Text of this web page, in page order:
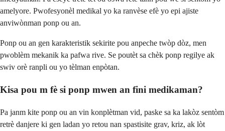
amelyore. Pwofesyonèl medikal yo ka ranvèse efè yo epi ajiste
anviwònman ponp ou an.
Ponp ou an gen karakteristik sekirite pou anpeche twòp dòz, men
pwoblèm mekanik ka pafwa rive. Se poutèt sa chèk ponp regilye ak
swiv orè ranpli ou yo tèlman enpòtan.
Kisa pou m fè si ponp mwen an fini medikaman?
Pa janm kite ponp ou an vin konplètman vid, paske sa ka lakòz sentòm
retrè danjere ki gen ladan yo retou nan spastisite grav, kriz, ak lòt